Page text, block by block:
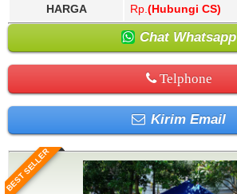
HARGA Rp. (Hubungi CS)
Chat Whatsapp
Telphone
Kirim Email
BEST SELLER